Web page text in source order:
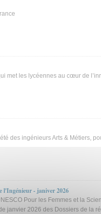
met les lycéennes au cœur de
des ingénieurs Arts & Métiers,
l'Ingénieur - janiver 2026
Pour les Femmes et la
janvier 2026 des Dossiers de la